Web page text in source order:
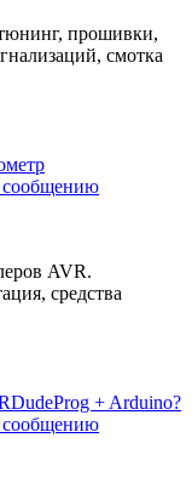
прошивки,
смотка
сообщению
AVR.
средства
+ Arduino?
сообщению